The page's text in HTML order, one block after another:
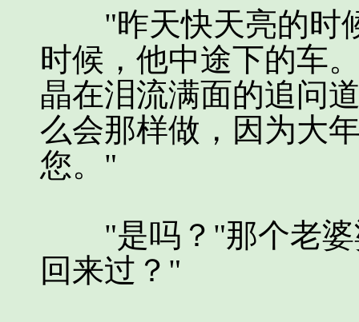
"昨天快天亮的时候
时候，他中途下的车
晶在泪流满面的追问
么会那样做，因为大
您。"
"是吗？"那个老婆
回来过？"